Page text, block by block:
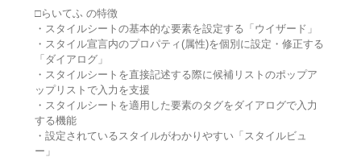
□らいてふ の特徴
・スタイルシートの基本的な要素を設定する「ウイザード」
・スタイル宣言内のプロパティ(属性)を個別に設定・修正する
「ダイアログ」
・スタイルシートを直接記述する際に候補リストのポップア
ップリストで入力を支援
・スタイルシートを適用した要素のタグをダイアログで入力
する機能
・設定されているスタイルがわかりやすい「スタイルビュ
ー」